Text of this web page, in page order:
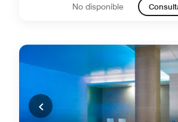
No disponible